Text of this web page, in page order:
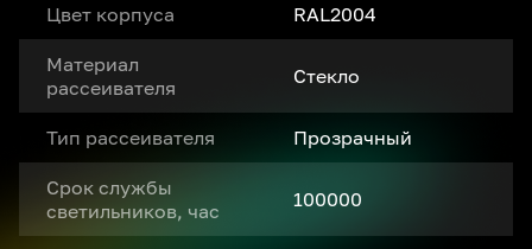
Цвет корпуса RAL2004
Материал
рассеивателя
Стекло
Тип рассеивателя Прозрачный
Срок службы
светильников, час
100000